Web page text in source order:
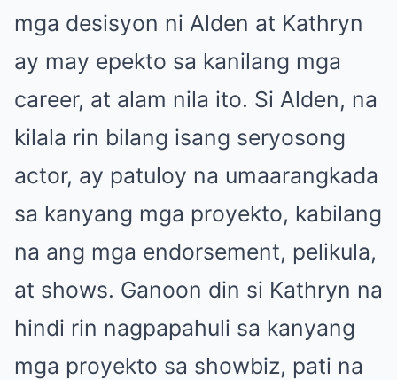
mga desisyon ni Alden at Kathryn
ay may epekto sa kanilang mga
career, at alam nila ito. Si Alden, na
kilala rin bilang isang seryosong
actor, ay patuloy na umaarangkada
sa kanyang mga proyekto, kabilang
na ang mga endorsement, pelikula,
at shows. Ganoon din si Kathryn na
hindi rin nagpapahuli sa kanyang
mga proyekto sa showbiz, pati na